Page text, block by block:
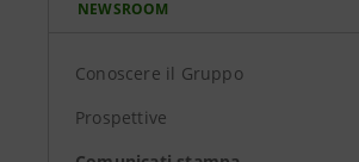
NEWSROOM
Conoscere il Gruppo
Prospettive